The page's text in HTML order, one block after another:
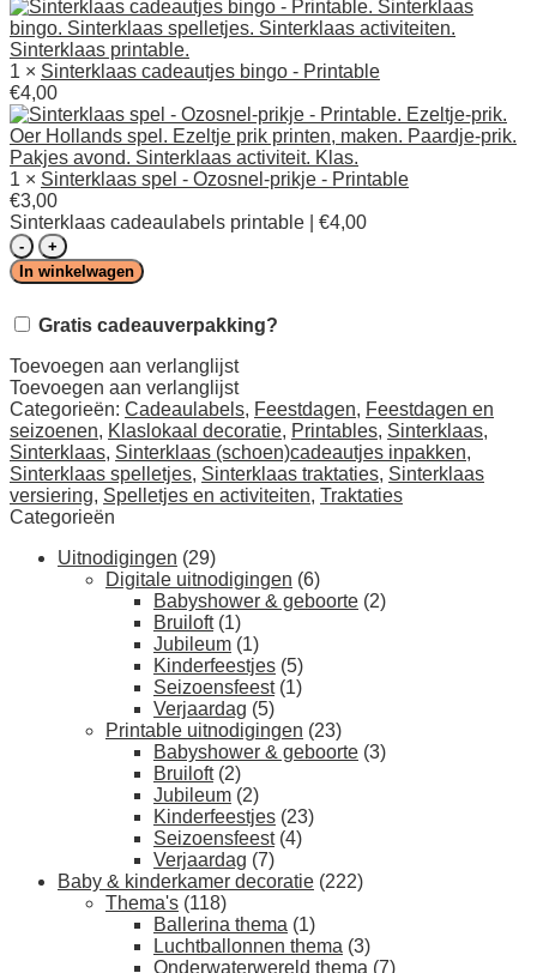
1 × Sinterklaas cadeautjes bingo - Printable
€4,00
1 × Sinterklaas spel - Ozosnel-prikje - Printable
€3,00
Sinterklaas cadeaulabels printable | €4,00
Sinterklaas
printables
-
en
pakket
aantal
In winkelwagen
Gratis cadeauverpakking?
Toevoegen aan verlanglijst
Toevoegen aan verlanglijst
Categorieën: Cadeaulabels, Feestdagen, Feestdagen en
seizoenen, Klaslokaal decoratie, Printables, Sinterklaas,
Sinterklaas, Sinterklaas (schoen)cadeautjes inpakken,
Sinterklaas spelletjes, Sinterklaas traktaties, Sinterklaas
versiering, Spelletjes en activiteiten, Traktaties
Categorieën
Uitnodigingen (29)
Digitale uitnodigingen (6)
Babyshower & geboorte (2)
Bruiloft (1)
Jubileum (1)
Kinderfeestjes (5)
Seizoensfeest (1)
Verjaardag (5)
Printable uitnodigingen (23)
Babyshower & geboorte (3)
Bruiloft (2)
Jubileum (2)
Kinderfeestjes (23)
Seizoensfeest (4)
Verjaardag (7)
Baby & kinderkamer decoratie (222)
Thema's (118)
Ballerina thema (1)
Luchtballonnen thema (3)
Onderwaterwereld thema (7)